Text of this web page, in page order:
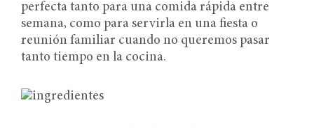
perfecta tanto para una comida rápida entre
semana, como para servirla en una fiesta o
reunión familiar cuando no queremos pasar
tanto tiempo en la cocina.